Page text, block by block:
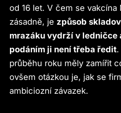
od 16 let. V čem se
zásadně, je způsob
mrazáku vydrží v ledničce
podáním ji není třeba ředit.
průběhu roku měly zamířit
ovšem otázkou je, jak se
ambiciozní závazek.